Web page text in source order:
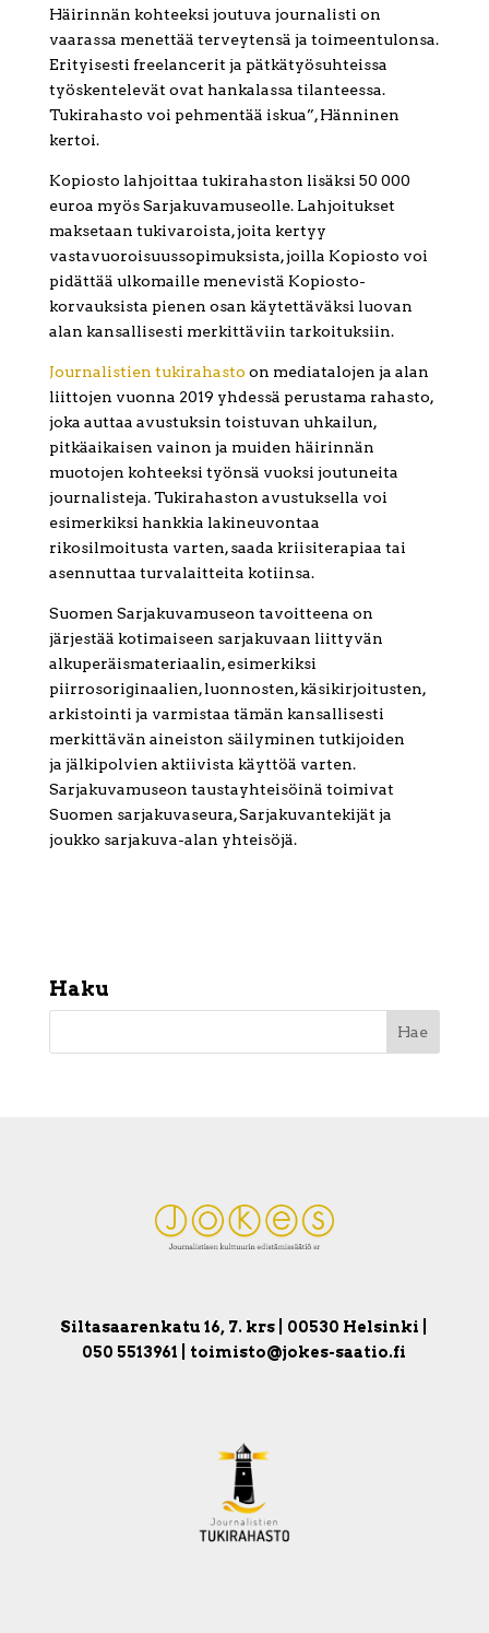
Häirinnän kohteeksi joutuva journalisti on
vaarassa menettää terveytensä ja toimeentulonsa.
Erityisesti freelancerit ja pätkätyösuhteissa
työskentelevät ovat hankalassa tilanteessa.
Tukirahasto voi pehmentää iskua”, Hänninen
kertoi.
Kopiosto lahjoittaa tukirahaston lisäksi 50 000
euroa myös Sarjakuvamuseolle. Lahjoitukset
maksetaan tukivaroista, joita kertyy
vastavuoroisuussopimuksista, joilla Kopiosto voi
pidättää ulkomaille menevistä Kopiosto-
korvauksista pienen osan käytettäväksi luovan
alan kansallisesti merkittäviin tarkoituksiin.
Journalistien tukirahasto on mediatalojen ja alan
liittojen vuonna 2019 yhdessä perustama rahasto,
joka auttaa avustuksin toistuvan uhkailun,
pitkäaikaisen vainon ja muiden häirinnän
muotojen kohteeksi työnsä vuoksi joutuneita
journalisteja. Tukirahaston avustuksella voi
esimerkiksi hankkia lakineuvontaa
rikosilmoitusta varten, saada kriisiterapiaa tai
asennuttaa turvalaitteita kotiinsa.
Suomen Sarjakuvamuseon tavoitteena on
järjestää kotimaiseen sarjakuvaan liittyvän
alkuperäismateriaalin, esimerkiksi
piirrosoriginaalien, luonnosten, käsikirjoitusten,
arkistointi ja varmistaa tämän kansallisesti
merkittävän aineiston säilyminen tutkijoiden
ja jälkipolvien aktiivista käyttöä varten.
Sarjakuvamuseon taustayhteisöinä toimivat
Suomen sarjakuvaseura, Sarjakuvantekijät ja
joukko sarjakuva-alan yhteisöjä.
Haku
Siltasaarenkatu 16, 7. krs | 00530 Helsinki |
050 5513961 | toimisto@jokes-saatio.fi